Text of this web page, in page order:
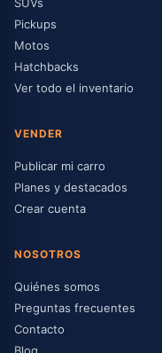
Pickups
Motos
Hatchbacks
Ver todo el inventario
VENDER
Publicar mi carro
Planes y destacados
Crear cuenta
NOSOTROS
Quiénes somos
Preguntas frecuentes
Contacto
Blog